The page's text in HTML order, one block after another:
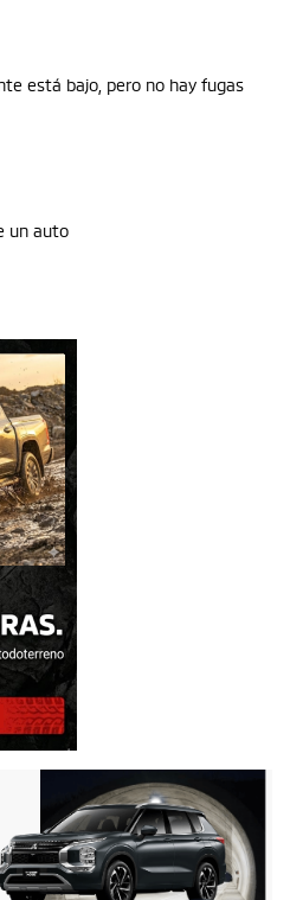
está bajo, pero no hay fugas
un auto